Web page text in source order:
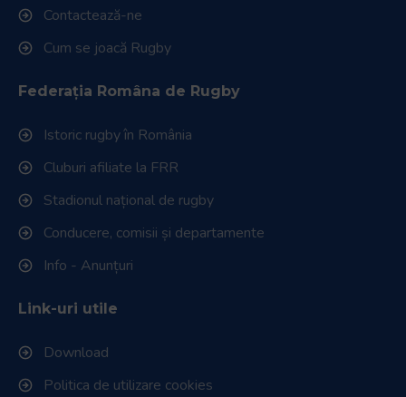
Contactează-ne
Cum se joacă Rugby
Federația Româna de Rugby
Istoric rugby în România
Cluburi afiliate la FRR
Stadionul național de rugby
Conducere, comisii și departamente
Info - Anunțuri
Link-uri utile
Download
Politica de utilizare cookies